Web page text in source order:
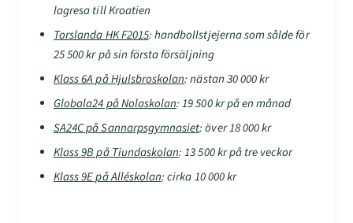
lagresa till Kroatien
Torslanda HK F2015: handbollstjejerna som sålde för
25 500 kr på sin första försäljning
Klass 6A på Hjulsbroskolan: nästan 30 000 kr
Globala24 på Nolaskolan: 19 500 kr på en månad
SA24C på Sannarpsgymnasiet: över 18 000 kr
Klass 9B på Tiundaskolan: 13 500 kr på tre veckor
Klass 9E på Alléskolan: cirka 10 000 kr